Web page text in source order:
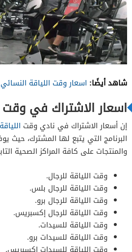
شاهد أيضًا: اسعار وقت اللياقة
اسعار الاشتراك في وقت
إن أسعار الاشتراك في نادي وقت اللياقة
البرنامج التي يتبع لها المشترك، حيث
والمنتجات على كافة المراكز الصحية
وقت اللياقة للرجال.
وقت اللياقة للرجال بلس.
وقت اللياقة للرجال برو.
وقت اللياقة للرجال إكسبريس.
وقت اللياقة للسيدات.
وقت اللياقة للسيدات برو.